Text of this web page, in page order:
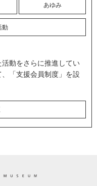
あゆみ
動
動をさらに推進してい
「支援会員制度」を設